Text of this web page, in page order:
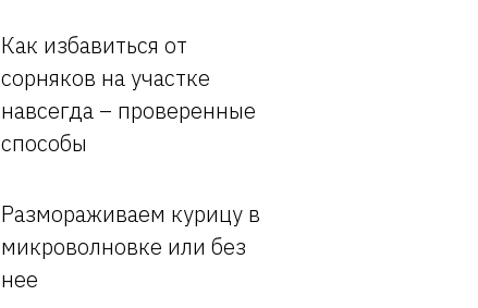
Как избавиться от
сорняков на участке
навсегда – проверенные
способы
Размораживаем курицу в
микроволновке или без
нее